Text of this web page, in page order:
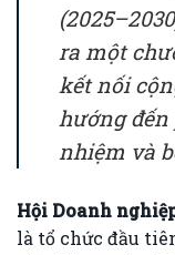
ra một
kết nối
hướng
nhiệm và
Hội Doanh
là tổ chức đầu